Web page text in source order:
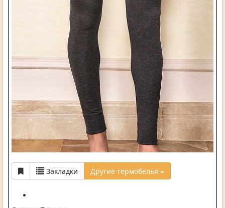
Закладки Другие термобелья